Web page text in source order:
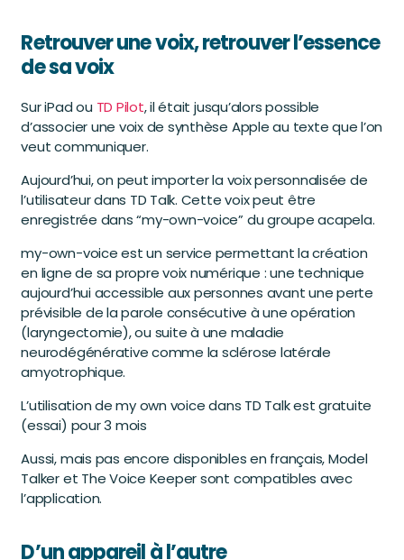
Retrouver une voix, retrouver l’essence
de sa voix
Sur iPad ou TD Pilot, il était jusqu’alors possible
d’associer une voix de synthèse Apple au texte que l’on
veut communiquer.
Aujourd’hui, on peut importer la voix personnalisée de
l’utilisateur dans TD Talk. Cette voix peut être
enregistrée dans “my-own-voice” du groupe acapela.
my-own-voice est un service permettant la création
en ligne de sa propre voix numérique : une technique
aujourd’hui accessible aux personnes avant une perte
prévisible de la parole consécutive à une opération
(laryngectomie), ou suite à une maladie
neurodégénérative comme la sclérose latérale
amyotrophique.
L’utilisation de my own voice dans TD Talk est gratuite
(essai) pour 3 mois
Aussi, mais pas encore disponibles en français, Model
Talker et The Voice Keeper sont compatibles avec
l’application.
D’un appareil à l’autre